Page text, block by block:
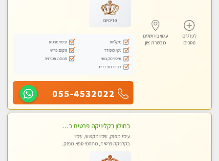
לפרטים
נוספים
עיסוי בירושלים
מבשרת ציון
פרימיום
מקלחת
עיסוי מרגיע
נקי ומסודר
מקום פרטי
עיסוי מקצועי
תמונה אמיתית
דוברת עיברית
055-4532022
בחולון בקליניקה פרטית כל סוגי העיסויים מעסה מקצועית ואיכותית פרטי!!
עיסוי מפנק, עיסוי מקצועי, עיסוי
בקלניקה פרטית, מתחמי ספא מפנק,